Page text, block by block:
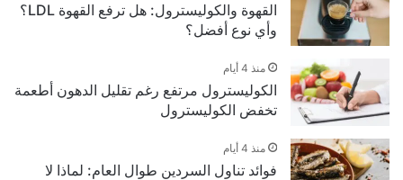
القهوة والكوليسترول: هل ترفع القهوة LDL؟
وأي نوع أفضل؟
منذ 4 أيام
الكوليسترول مرتفع رغم تقليل الدهون أطعمة
تخفض الكوليسترول
منذ 4 أيام
فوائد تناول السردين طوال العام: لماذا لا